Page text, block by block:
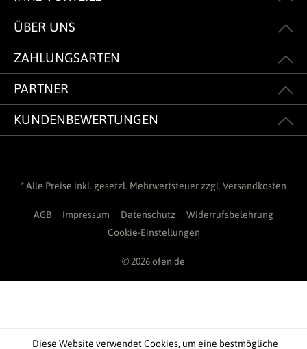
ÜBER UNS
ZAHLUNGSARTEN
PARTNER
KUNDENBEWERTUNGEN
* Alle Preise inkl. gesetzl. Mehrwertsteuer zzgl. Versandkosten
AGB Impressum Datenschutz
Widerrufsbelehrung
Cookie-Einstellungen
© 2026 ofen.de
Diese Website verwendet Cookies, um eine bestmögliche